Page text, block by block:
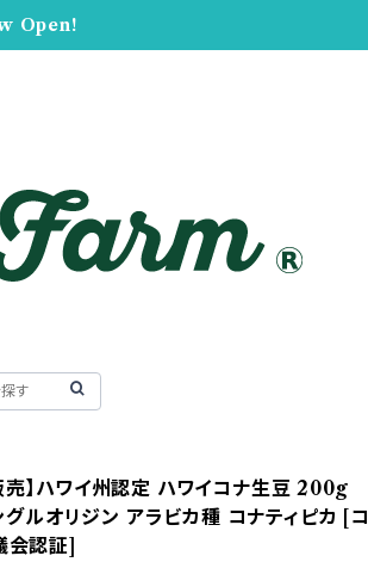
Open!
売】ハワイ州認定 ハワイコナ生豆 200g
ルオリジン アラビカ種 コナティピカ [コ
会認証]